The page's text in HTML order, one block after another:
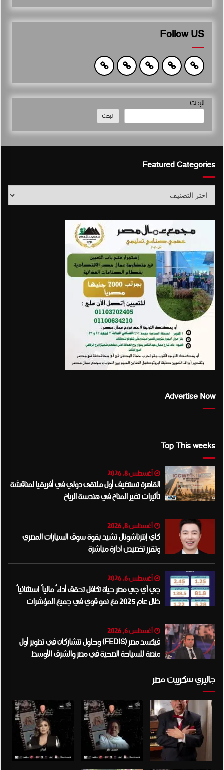
Follow US
البحث
البحث
Featured Categories
Featured
Categories
Advertise Now
Top This weeks
أغسطس 8, 2026
القاهرة تستضيف أول ملتقى دولي في أفريقيا لمناقشة
تأثيرات تغير المناخ في هندسة الرياح
أغسطس 8, 2026
كاي إنترناشونال تشيد بقوة سوق السيارات المصري
وتقرر تخصيص ادارة مباشرة
أغسطس 6, 2026
جي آي جي مصر حياة تكافل تحقق أداءً مالياً استثنائياً
خلال عام 2025 مع نمو قوي في جميع المؤشرات
المالية الرئيسية
أغسطس 6, 2026
فيكسد مصر (FEDIS) وحلول تتشاركان في تطوير أول
منصة للسياحة الصحية في مصر والشرق الأوسط
جاليري سكريبت مصر